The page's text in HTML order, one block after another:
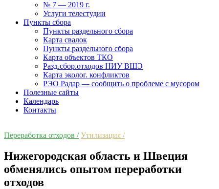
№ 7 — 2019 г.
Услуги телестудии
Пункты сбора
Пункты раздельного сбора
Карта свалок
Пункты раздельного сбора
Карта объектов ТКО
Разд.сбор.отходов НИУ ВШЭ
Карта эколог. конфликтов
РЭО Радар — сообщить о проблеме с мусором
Полезные сайты
Календарь
Контакты
Переработка отходов / Утилизация /
Нижегородская область и Швеция
обменялись опытом переработки
отходов